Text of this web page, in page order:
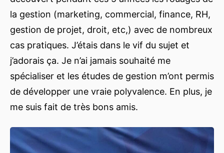
la gestion (marketing, commercial, finance, RH,
gestion de projet, droit, etc,) avec de nombreux
cas pratiques. J’étais dans le vif du sujet et
j’adorais ça. Je n’ai jamais souhaité me
spécialiser et les études de gestion m’ont permis
de développer une vraie polyvalence. En plus, je
me suis fait de très bons amis.